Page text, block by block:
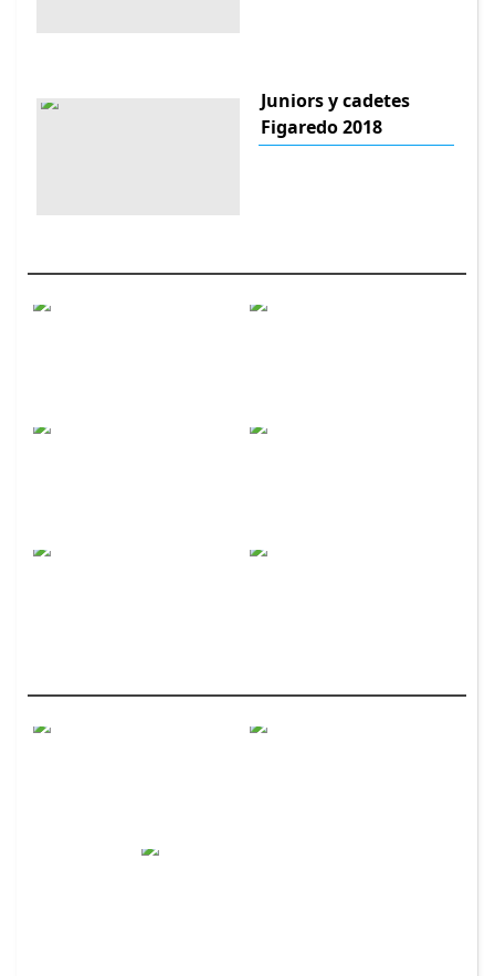
Juniors y cadetes
Figaredo 2018